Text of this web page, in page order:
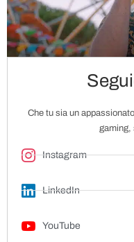
Che tu sia un
gaming,
Instagram
LinkedIn
YouTube